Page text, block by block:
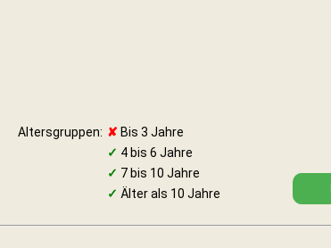
Altersgruppen: ✘ Bis 3 Jahre
✓ 4 bis 6 Jahre
✓ 7 bis 10 Jahre
✓ Älter als 10 Jahre